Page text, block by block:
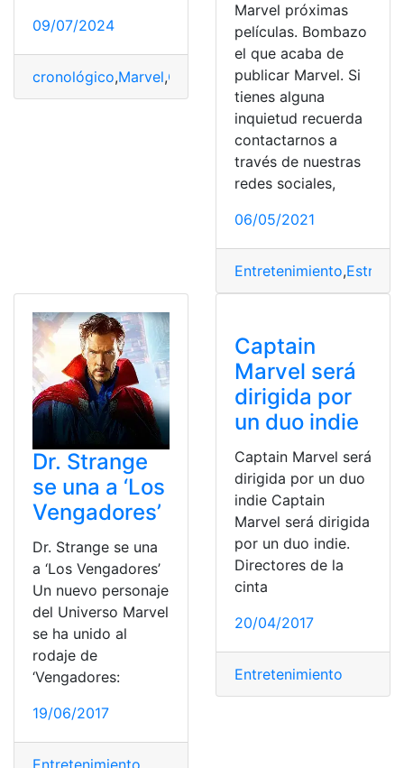
09/07/2024
cronológico,Marvel,Orden Películas,Series
Marvel próximas
películas. Bombazo
el que acaba de
publicar Marvel. Si
tienes alguna
inquietud recuerda
contactarnos a
través de nuestras
redes sociales,
06/05/2021
Entretenimiento,
Dr. Strange
se una a ‘Los
Vengadores’
Dr. Strange se una
a ‘Los Vengadores’
Un nuevo personaje
del Universo Marvel
se ha unido al
rodaje de
‘Vengadores:
19/06/2017
Entretenimiento
Captain
Marvel será
dirigida por
un duo indie
Captain Marvel será
dirigida por un duo
indie Captain
Marvel será dirigida
por un duo indie.
Directores de la
cinta
20/04/2017
Entretenimiento